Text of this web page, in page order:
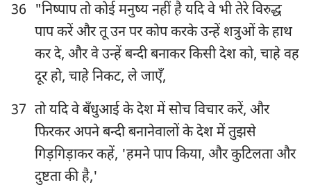
36 "निष्पाप तो कोई मनुष्य नहीं है यदि वे भी तेरे विरुद्ध
पाप करें और तू उन पर कोप करके उन्हें शत्रुओं के हाथ
कर दे, और वे उन्हें बन्दी बनाकर किसी देश को, चाहे वह
दूर हो, चाहे निकट, ले जाएँ,
37 तो यदि वे बँधुआई के देश में सोच विचार करें, और
फिरकर अपने बन्दी बनानेवालों के देश में तुझसे
गिड़गिड़ाकर कहें, 'हमने पाप किया, और कुटिलता और
दुष्टता की है,'